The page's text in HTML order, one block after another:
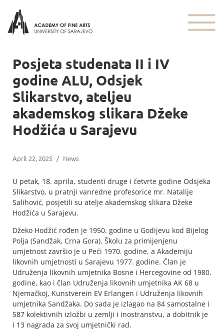
Posjeta studenata II i IV
godine ALU, Odsjek
Slikarstvo, ateljeu
akademskog slikara Džeke
Hodžića u Sarajevu
April 22, 2025 / News
U petak, 18. aprila, studenti druge i četvrte godine Odsjeka
Slikarstvo, u pratnji vanredne profesorice mr. Natalije
Salihović, posjetili su atelje akademskog slikara Džeke
Hodžića u Sarajevu.
Džeko Hodžić rođen je 1950. godine u Godijevu kod Bijelog
Polja (Sandžak, Crna Gora). Školu za primijenjenu
umjetnost završio je u Peći 1970. godine, a Akademiju
likovnih umjetnosti u Sarajevu 1977. godine. Član je
Udruženja likovnih umjetnika Bosne i Hercegovine od 1980.
godine, kao i član Udruženja likovnih umjetnika AK 68 u
Njemačkoj, Kunstverein EV Erlangen i Udruženja likovnih
umjetnika Sandžaka. Do sada je izlagao na 84 samostalne i
587 kolektivnih izložbi u zemlji i inostranstvu, a dobitnik je
i 13 nagrada za svoj umjetnički rad.